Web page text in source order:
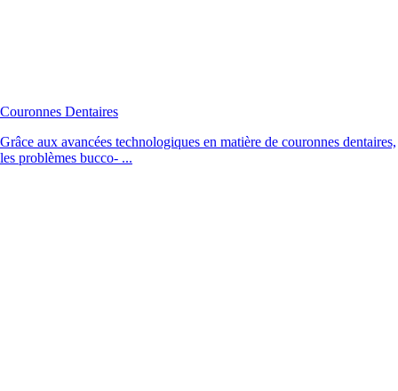
Couronnes Dentaires
Grâce aux avancées technologiques en matière de couronnes dentaires,
les problèmes bucco- ...